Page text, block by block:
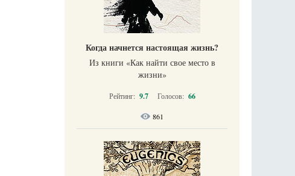
Когда начнется настоящая жизнь?
Из книги «Как найти свое место в
жизни​»
Рейтинг: 9.7 Голосов: 66
861